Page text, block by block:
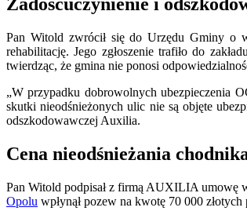
Zadośćuczynienie i
Pan Witold zwrócił się do Urzędu Gminy o
rehabilitację. Jego zgłoszenie trafiło do
twierdząc, że gmina nie ponosi
„W przypadku dobrowolnych ubezpieczenia
skutki nieodśnieżonych ulic nie są objęte
odszkodowawczej Auxilia.
Cena nieodśnieżania
Pan Witold podpisał z firmą AUXILIA umowę
Opolu wpłynął pozew na kwotę 70 000